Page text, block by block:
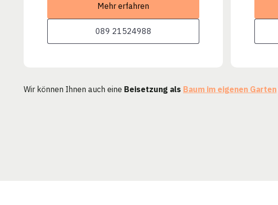
Mehr erfahren
089 21524988
Wir können Ihnen auch eine Beisetzung als Baum im eigenen Garten